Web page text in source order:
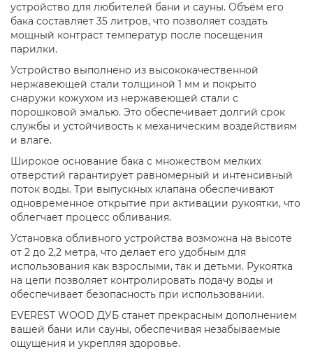
устройство для любителей бани и сауны. Объём его
бака составляет 35 литров, что позволяет создать
мощный контраст температур после посещения
парилки.
Устройство выполнено из высококачественной
нержавеющей стали толщиной 1 мм и покрыто
снаружи кожухом из нержавеющей стали с
порошковой эмалью. Это обеспечивает долгий срок
службы и устойчивость к механическим воздействиям
и влаге.
Широкое основание бака с множеством мелких
отверстий гарантирует равномерный и интенсивный
поток воды. Три выпускных клапана обеспечивают
одновременное открытие при активации рукоятки, что
облегчает процесс обливания.
Установка обливного устройства возможна на высоте
от 2 до 2,2 метра, что делает его удобным для
использования как взрослыми, так и детьми. Рукоятка
на цепи позволяет контролировать подачу воды и
обеспечивает безопасность при использовании.
EVEREST WOOD ДУБ станет прекрасным дополнением
вашей бани или сауны, обеспечивая незабываемые
ощущения и укрепляя здоровье.